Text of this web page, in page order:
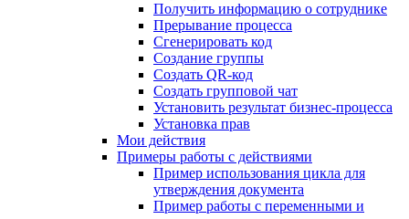
Получить информацию о сотруднике
Прерывание процесса
Сгенерировать код
Создание группы
Создать QR-код
Создать групповой чат
Установить результат бизнес-процесса
Установка прав
Мои действия
Примеры работы с действиями
Пример использования цикла для
утверждения документа
Пример работы с переменными и